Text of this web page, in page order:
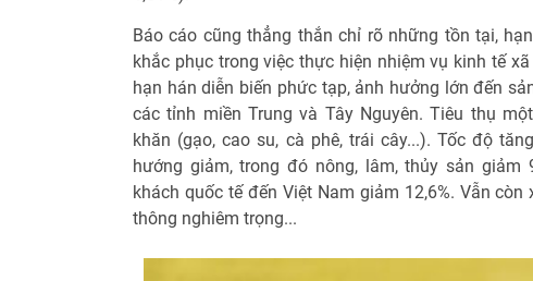
Báo cáo cũng thẳng thắn chỉ rõ những tồn tại,
khắc phục trong việc thực hiện nhiệm vụ kinh tế
hạn hán diễn biến phức tạp, ảnh hưởng lớn đến
các tỉnh miền Trung và Tây Nguyên. Tiêu thụ
khăn (gạo, cao su, cà phê, trái cây...). Tốc độ
hướng giảm, trong đó nông, lâm, thủy sản giảm
khách quốc tế đến Việt Nam giảm 12,6%. Vẫn
thông nghiêm trọng...